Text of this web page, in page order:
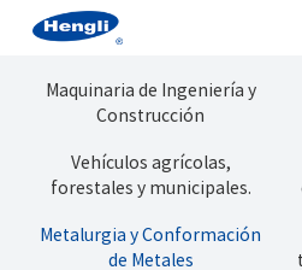
Maquinaria de Ingeniería y
Construcción
Vehículos agrícolas,
forestales y municipales.
Metalurgia y Conformación
de Metales